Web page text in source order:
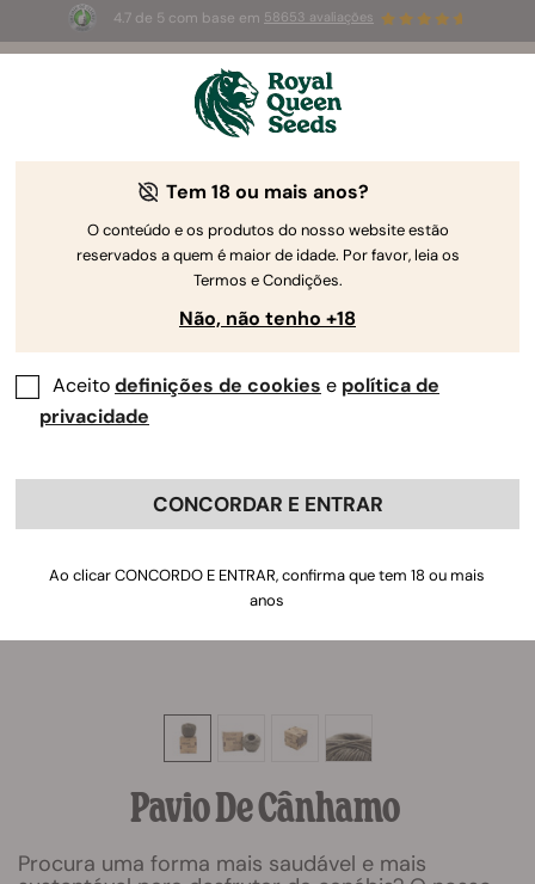
4.7 de 5 com base em 58653 avaliações
Summer Sales: até 50%
de desconto! ⏤
Pavio De Cânhamo
Procura uma forma mais saudável e mais
Tem 18 ou mais anos?
O conteúdo e os produtos do nosso website estão
reservados a quem é maior de idade. Por favor, leia os
Termos e Condições.
Não, não tenho +18
Aceitodefinições de cookies e política de
privacidade
CONCORDAR E ENTRAR
Ao clicar CONCORDO E ENTRAR, confirma que tem 18 ou mais
anos